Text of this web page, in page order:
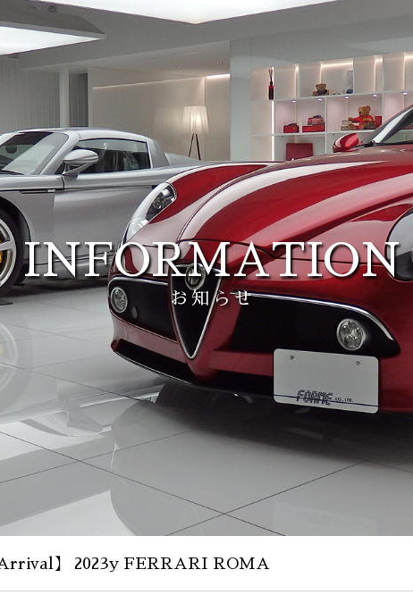
INFORMATION
お知らせ
】 2023y FERRARI ROMA